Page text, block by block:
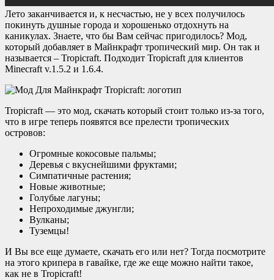
Лето заканчивается и, к несчастью, не у всех получилось
покинуть душные города и хорошенько отдохнуть на
каникулах. Знаете, что бы Вам сейчас пригодилось? Мод,
который добавляет в Майнкрафт тропический мир. Он так и
называется – Tropicraft. Подходит Tropicraft для клиентов
Minecraft v.1.5.2 и 1.6.4.
Tropicraft — это мод, скачать который стоит только из-за того,
что в игре теперь появятся все прелести тропических
островов:
Огромные кокосовые пальмы;
Деревья с вкуснейшими фруктами;
Симпатичные растения;
Новые животные;
Голубые лагуны;
Непроходимые джунгли;
Вулканы;
Туземцы!
И Вы все еще думаете, скачать его или нет? Тогда посмотрите
на этого крипера в гавайке, где же еще можно найти такое,
как не в Tropicraft!